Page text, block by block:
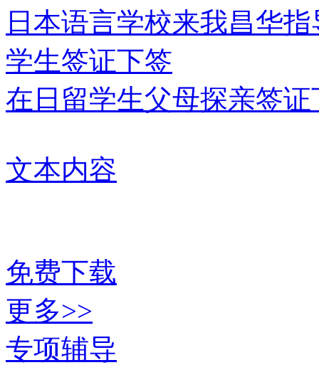
日本语言学校来我昌华
学生签证下签
在日留学生父母探亲签证
文本内容
免费下载
更多>>
专项辅导